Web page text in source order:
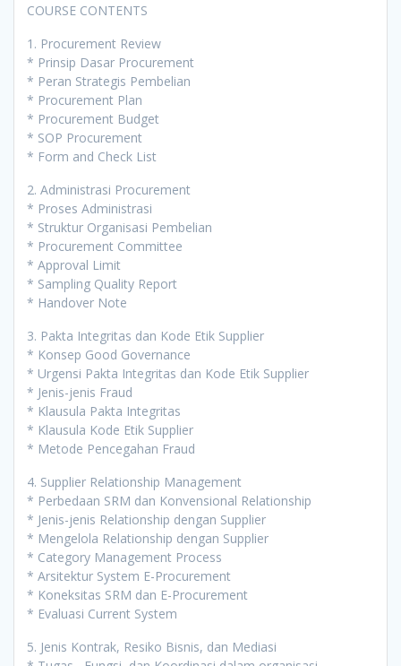
COURSE CONTENTS
1. Procurement Review
* Prinsip Dasar Procurement
* Peran Strategis Pembelian
* Procurement Plan
* Procurement Budget
* SOP Procurement
* Form and Check List
2. Administrasi Procurement
* Proses Administrasi
* Struktur Organisasi Pembelian
* Procurement Committee
* Approval Limit
* Sampling Quality Report
* Handover Note
3. Pakta Integritas dan Kode Etik Supplier
* Konsep Good Governance
* Urgensi Pakta Integritas dan Kode Etik Supplier
* Jenis-jenis Fraud
* Klausula Pakta Integritas
* Klausula Kode Etik Supplier
* Metode Pencegahan Fraud
4. Supplier Relationship Management
* Perbedaan SRM dan Konvensional Relationship
* Jenis-jenis Relationship dengan Supplier
* Mengelola Relationship dengan Supplier
* Category Management Process
* Arsitektur System E-Procurement
* Koneksitas SRM dan E-Procurement
* Evaluasi Current System
5. Jenis Kontrak, Resiko Bisnis, dan Mediasi